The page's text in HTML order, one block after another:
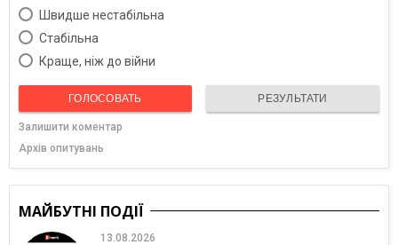
Швидше нестабільна
Cтабільна
Краще, ніж до війни
ГОЛОСОВАТЬ РЕЗУЛЬТАТИ
Залишити коментар
Архів опитувань
МАЙБУТНІ ПОДІЇ
13.08.2026